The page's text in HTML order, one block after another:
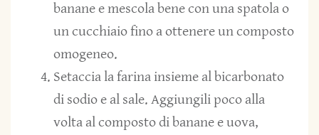
banane e mescola bene con una spatola o
un cucchiaio fino a ottenere un composto
omogeneo.
Setaccia la farina insieme al bicarbonato
di sodio e al sale. Aggiungili poco alla
volta al composto di banane e uova,